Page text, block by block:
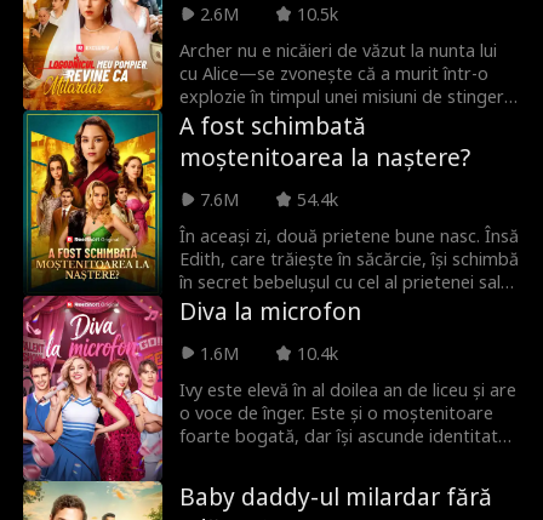
piloții, forțând o aterizare de urgență.
Sora mamei, Clara, apare pentru a o
susține. Clara o acuză pe Eve că este
amanta logodnicului ei, fără să-și dea
seama că este sora mai mică a
logodnicului ei. Nunta este anulată, iar
Clara ajunge la închisoare.
2.6M
10.5k
Archer nu e nicăieri de văzut la nunta lui
cu Alice—se zvonește că a murit într-o
explozie în timpul unei misiuni de stingere
a incendiilor. Părinții lacomi ai lui Alice
încearcă să o mărite cu un pretendent
dubios, Philip. La noua nuntă, Alice își
vede în sfârșit soțul din nou—dar acum
este logodit cu altcineva.
A fost schimbată
moștenitoarea la naștere?
7.6M
54.4k
În aceași zi, două prietene bune nasc. Însă
Edith, care trăiește în săcărcie, își schimbă
în secret bebelușul cu cel al prietenei sale
CEO - sperând să-i ofere fiicei sale o viață
prietena ei a văzut totul și, în tăcere, a
mai târziu, când planul lui Edith pare să
dea roade, ea află adevărul
cutremurător: fiica pe care a chinuit-o în
Diva la microfon
1.6M
10.4k
Ivy este elevă în al doilea an de liceu și are
o voce de înger. Este și o moștenitoare
foarte bogată, dar își ascunde identitatea
adevărați la școală. După ce devine cea
mai bună prietenă cu Vanessa, crede că a
Baby daddy-ul milardar fără